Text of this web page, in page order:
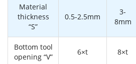
Material
thickness
“S”
0.5-2.5mm
3-
8mm
Bottom tool
opening “V”
6×t 8×t